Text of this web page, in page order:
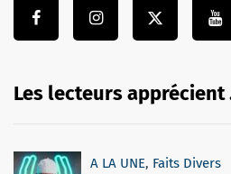
Les lecteurs apprécient
A LA UNE, Faits Divers